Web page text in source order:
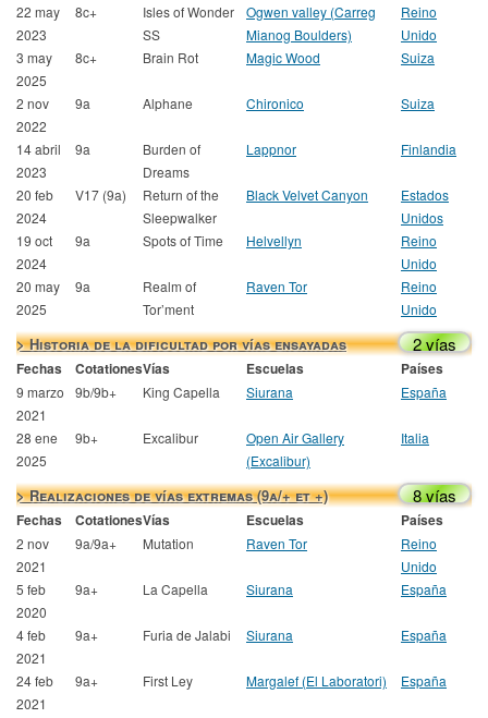
22 may
2023
8c+
Isles of Wonder
SS
Ogwen valley (Carreg
Mianog Boulders)
Reino
Unido
3 may
2025
8c+ Brain Rot Magic Wood Suiza
2 nov
2022
9a Alphane Chironico Suiza
14 abril
2023
9a
Burden of
Dreams
Lappnor Finlandia
20 feb
2024
V17 (9a)
Return of the
Sleepwalker
Black Velvet Canyon
Estados
Unidos
19 oct
2024
9a Spots of Time Helvellyn
Reino
Unido
20 may
2025
9a
Realm of
Tor’ment
Raven Tor
Reino
Unido
> Historia de la dificultad por vías ensayadas 2 vías
Fechas CotationesVías Escuelas Países
9 marzo
2021
9b/9b+ King Capella Siurana España
28 ene
2025
9b+ Excalibur
Open Air Gallery
(Excalibur)
Italia
> Realizaciones de vías extremas (9a/+ et +) 8 vías
Fechas CotationesVías Escuelas Países
2 nov
2021
9a/9a+ Mutation Raven Tor
Reino
Unido
5 feb
2020
9a+ La Capella Siurana España
4 feb
2021
9a+ Furia de Jalabi Siurana España
24 feb
2021
9a+ First Ley Margalef (El Laboratori) España